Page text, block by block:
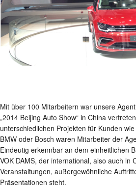
Mit über 100 Mitarbeitern war unsere
„2014 Beijing Auto Show“ in China
unterschiedlichen Projekten für Kunden
BMW oder Bosch waren Mitarbeiter der
Eindeutig erkennbar an dem einheitlichen
VOK DAMS, der international, also auch in
Veranstaltungen, außergewöhnliche
Präsentationen steht.